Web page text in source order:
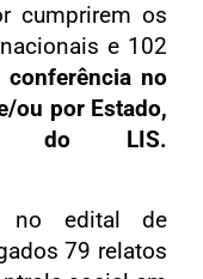
cumprirem os
e 102
no
ou por Estado,
do LIS.
no edital de
79 relatos